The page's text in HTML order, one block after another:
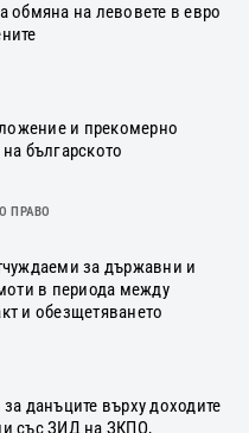
обмяна на левовете в евро
и прекомерно
българското
ПРАВО
за държавни и
в периода между
и обезщетяването
данъците върху доходите
със ЗИД на ЗКПО,